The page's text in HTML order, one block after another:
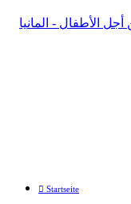
Startseite